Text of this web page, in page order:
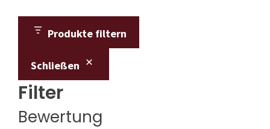
Produkte filtern
Schließen
Filter
Bewertung